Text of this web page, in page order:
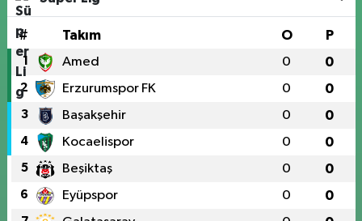
# Takım O P
1 Amed 0 0
2 Erzurumspor FK 0 0
3 Başakşehir 0 0
4 Kocaelispor 0 0
5 Beşiktaş 0 0
6 Eyüpspor 0 0